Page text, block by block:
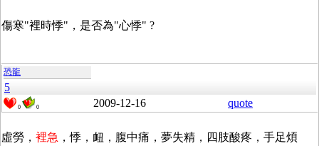
傷寒"裡時悸"，是否為"心悸" ?
恐龍
5
0 0 2009-12-16 quote
虛勞， 裡急 ，悸，衄，腹中痛，夢失精，四肢酸疼，手足煩